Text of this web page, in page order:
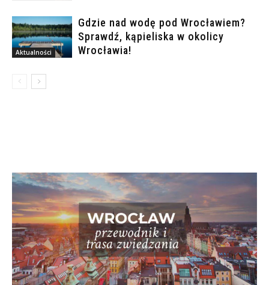
Aktualności
Gdzie nad wodę pod Wrocławiem?
Sprawdź, kąpieliska w okolicy
Wrocławia!